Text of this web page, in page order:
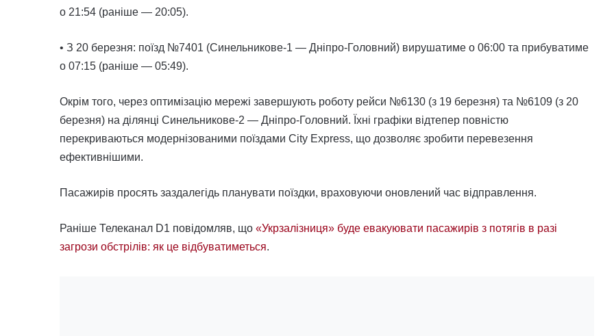
о 21:54 (раніше — 20:05).
• З 20 березня: поїзд №7401 (Синельникове-1 — Дніпро-Головний) вирушатиме о 06:00 та прибуватиме
о 07:15 (раніше — 05:49).
Окрім того, через оптимізацію мережі завершують роботу рейси №6130 (з 19 березня) та №6109 (з 20
березня) на ділянці Синельникове-2 — Дніпро-Головний. Їхні графіки відтепер повністю
перекриваються модернізованими поїздами City Express, що дозволяє зробити перевезення
ефективнішими.
Пасажирів просять заздалегідь планувати поїздки, враховуючи оновлений час відправлення.
Раніше Телеканал D1 повідомляв, що «Укрзалізниця» буде евакуювати пасажирів з потягів в разі
загрози обстрілів: як це відбуватиметься.